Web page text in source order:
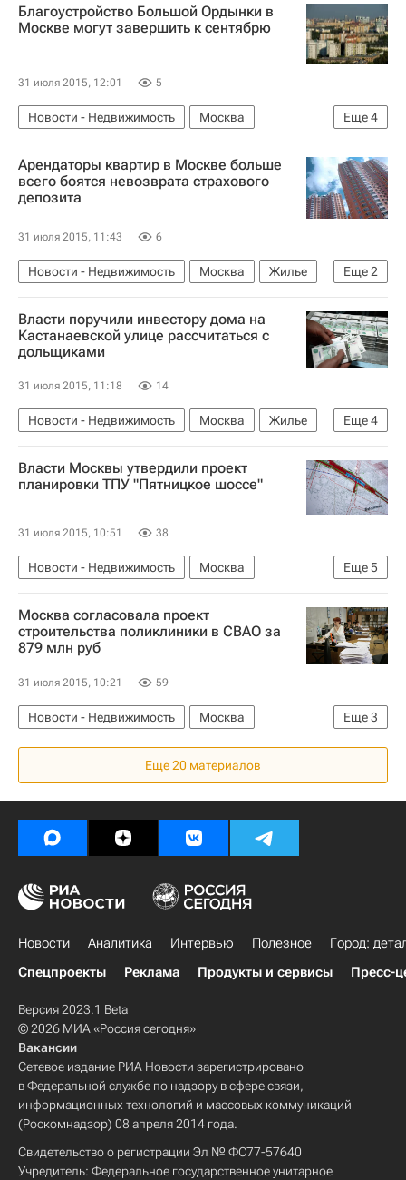
Благоустройство Большой Ордынки в
Москве могут завершить к сентябрю
31 июля 2015, 12:01 5
Еще4
Новости - Недвижимость
Москва
Благоустройство
Пешеходные улицы
Инфраструктура
Россия
Арендаторы квартир в Москве больше
всего боятся невозврата страхового
депозита
31 июля 2015, 11:43 6
Еще2
Новости - Недвижимость Москва
Жилье
Аренда
Россия
Власти поручили инвестору дома на
Кастанаевской улице рассчитаться с
дольщиками
31 июля 2015, 11:18 14
Еще4
Новости - Недвижимость Москва
Жилье
Дольщики
Москомстройинвест
Строительство
Россия
Власти Москвы утвердили проект
планировки ТПУ "Пятницкое шоссе"
31 июля 2015, 10:51 38
Еще5
Новости - Недвижимость
Москва
Инфраструктура
ТПУ
Проектирование
Строительство ТПУ в Москве
Россия
Москва согласовала проект
строительства поликлиники в СВАО за
879 млн руб
31 июля 2015, 10:21 59
Еще3
Новости - Недвижимость
Москва
Медучреждения
Проектирование
Россия
Еще 20 материалов
Новости Аналитика Интервью Полезное
Город:
Спецпроекты
Реклама Продукты и сервисы Пресс-
Версия 2023.1 Beta
© 2026 МИА «Россия сегодня»
Вакансии
Сетевое издание РИА Новости зарегистрировано
в Федеральной службе по надзору в сфере связи,
информационных технологий и массовых коммуникаций
(Роскомнадзор) 08 апреля 2014 года.
Свидетельство о регистрации Эл № ФС77-57640
Учредитель: Федеральное государственное унитарное